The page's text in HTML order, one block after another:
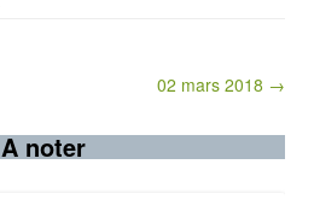
02 mars 2018 →
A noter